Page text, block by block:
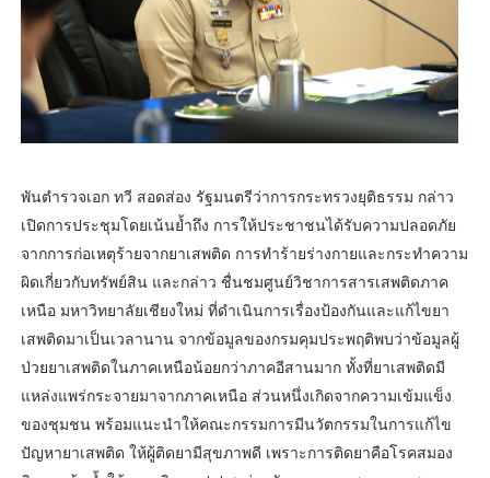
พันตำรวจเอก ทวี สอดส่อง รัฐมนตรีว่าการกระทรวงยุติธรรม กล่าว
เปิดการประชุมโดยเน้นย้ำถึง การให้ประชาชนได้รับความปลอดภัย
จากการก่อเหตุร้ายจากยาเสพติด การทำร้ายร่างกายและกระทำความ
ผิดเกี่ยวกับทรัพย์สิน และกล่าว ชื่นชมศูนย์วิชาการสารเสพติดภาค
เหนือ มหาวิทยาลัยเชียงใหม่ ที่ดำเนินการเรื่องป้องกันและแก้ไขยา
เสพติดมาเป็นเวลานาน จากข้อมูลของกรมคุมประพฤติพบว่าข้อมูลผู้
ป่วยยาเสพติดในภาคเหนือน้อยกว่าภาคอีสานมาก ทั้งที่ยาเสพติดมี
แหล่งแพร่กระจายมาจากภาคเหนือ ส่วนหนึ่งเกิดจากความเข้มแข็ง
ของชุมชน พร้อมแนะนำให้คณะกรรมการมีนวัตกรรมในการแก้ไข
ปัญหายาเสพติด ให้ผู้ติดยามีสุขภาพดี เพราะการติดยาคือโรคสมอง